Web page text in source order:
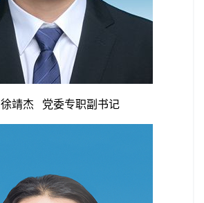
徐靖杰 党委专职副书记